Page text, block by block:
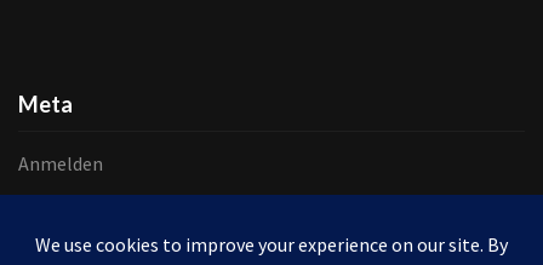
Meta
Anmelden
Eintrags-Feed
Kommentar-Feed